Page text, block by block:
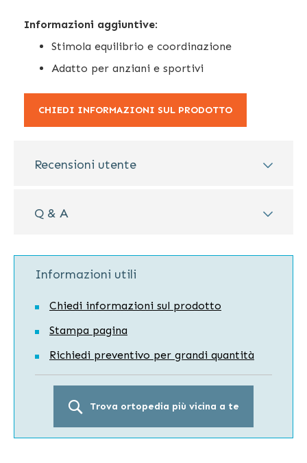
Informazioni aggiuntive:
Stimola equilibrio e coordinazione
Adatto per anziani e sportivi
CHIEDI INFORMAZIONI SUL PRODOTTO
Recensioni utente
Q & A
Informazioni utili
Chiedi informazioni sul prodotto
Stampa pagina
Richiedi preventivo per grandi quantità
Trova ortopedia più vicina a te